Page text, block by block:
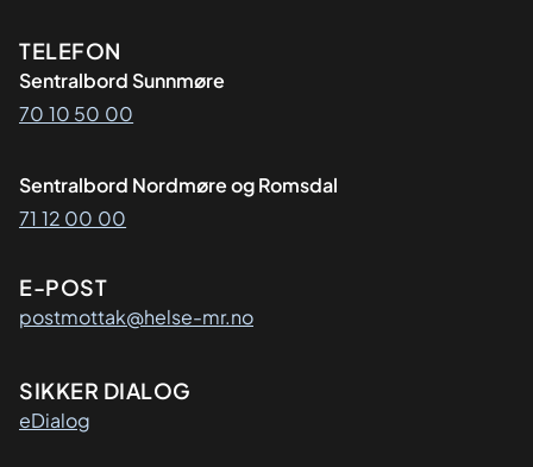
Kontaktinformasjon
TELEFON
Sentralbord Sunnmøre
70 10 50 00
Sentralbord Nordmøre og Romsdal
71 12 00 00
E-POST
postmottak@helse-mr.no
SIKKER DIALOG
eDialog